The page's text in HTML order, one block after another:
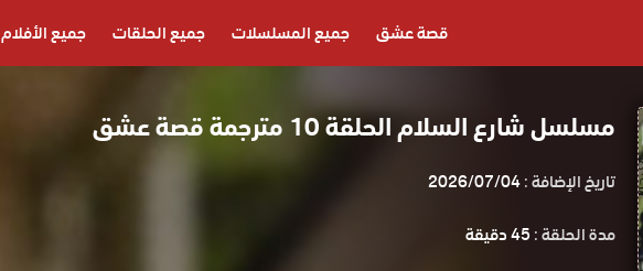
قصة عشق جميع المسلسلات جميع الحلقات جميع الأفلام
مسلسل شارع السلام الحلقة 10 مترجمة قصة عشق
تاريخ الإضافة :2026/07/04
مدة الحلقة :45 دقيقة